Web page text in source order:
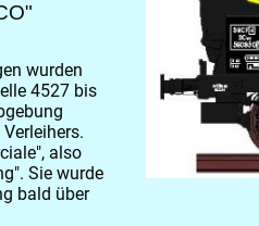
wurden
4527 bis
also
Sie wurde
bald über